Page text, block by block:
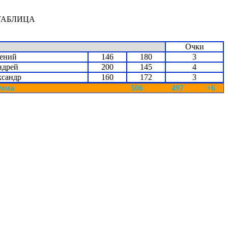
Очки
146 180
3
200 145
4
160 172
3
506 497 +6